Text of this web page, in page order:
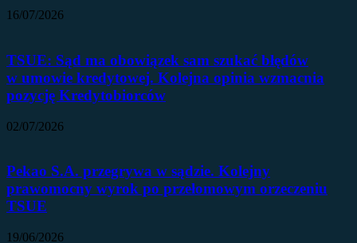
16/07/2026
TSUE: Sąd ma obowiązek sam szukać błędów
w umowie kredytowej. Kolejna opinia wzmacnia
pozycję Kredytobiorców
02/07/2026
Pekao S.A. przegrywa w sądzie. Kolejny
prawomocny wyrok po przełomowym orzeczeniu
TSUE
19/06/2026